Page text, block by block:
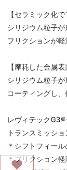
【セラミック化
シリジウム粒子が
フリクションが軽
【摩耗した金属
シリジウム粒子
コーティングし、
レヴィテックG3®
トランスミッシ
＊シフトフィー
＊フリクション軽